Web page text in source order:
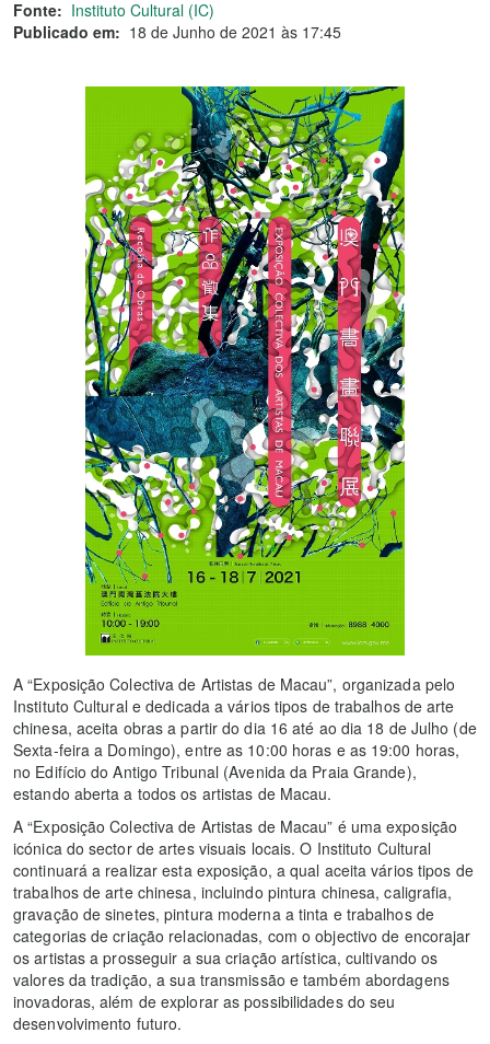
Fonte: Instituto Cultural (IC)
Publicado em: 18 de Junho de 2021 às 17:45
A “Exposição Colectiva de Artistas de Macau”, organizada pelo
Instituto Cultural e dedicada a vários tipos de trabalhos de arte
chinesa, aceita obras a partir do dia 16 até ao dia 18 de Julho (de
Sexta-feira a Domingo), entre as 10:00 horas e as 19:00 horas,
no Edifício do Antigo Tribunal (Avenida da Praia Grande),
estando aberta a todos os artistas de Macau.
A “Exposição Colectiva de Artistas de Macau” é uma exposição
icónica do sector de artes visuais locais. O Instituto Cultural
continuará a realizar esta exposição, a qual aceita vários tipos de
trabalhos de arte chinesa, incluindo pintura chinesa, caligrafia,
gravação de sinetes, pintura moderna a tinta e trabalhos de
categorias de criação relacionadas, com o objectivo de encorajar
os artistas a prosseguir a sua criação artística, cultivando os
valores da tradição, a sua transmissão e também abordagens
inovadoras, além de explorar as possibilidades do seu
desenvolvimento futuro.